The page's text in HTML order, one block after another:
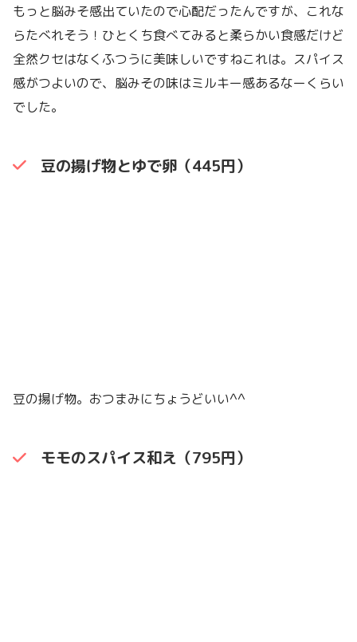
もっと脳みそ感出ていたので心配だったんですが、これな
らたべれそう！ひとくち食べてみると柔らかい食感だけど
全然クセはなくふつうに美味しいですねこれは。スパイス
感がつよいので、脳みその味はミルキー感あるなーくらい
でした。
豆の揚げ物とゆで卵（445円）
豆の揚げ物。おつまみにちょうどいい^^
モモのスパイス和え（795円）